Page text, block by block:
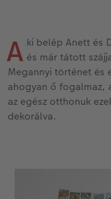
Így
Art
Art
A ki belép Anett és
és már tátott
Megannyi történet és
ahogyan ő fogalmaz,
az egész otthonuk
dekorálva.